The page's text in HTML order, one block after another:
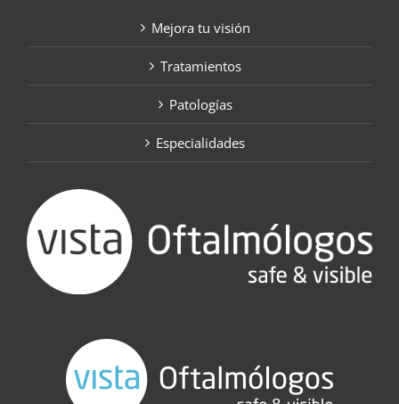
Mejora tu visión
Tratamientos
Patologías
Especialidades